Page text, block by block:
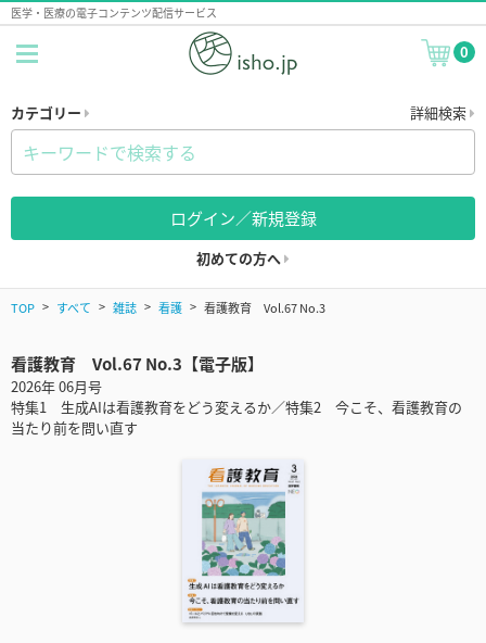
医学・医療の電子コンテンツ配信サービス
0
カテゴリー 詳細検索
ログイン／新規登録
初めての方へ
TOP すべて 雑誌 看護 看護教育 Vol.67 No.3
看護教育 Vol.67 No.3【電子版】
2026年 06月号
特集1 生成AIは看護教育をどう変えるか／特集2 今こそ、看護教育の
当たり前を問い直す